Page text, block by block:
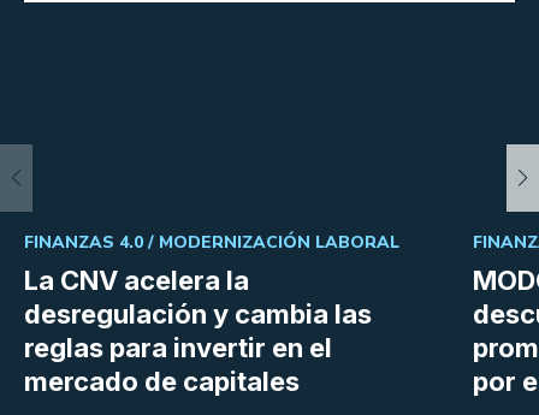
La CNV acelera la
desregulación y cambia las
reglas para invertir en el
mercado de capitales
FINANZAS 4.0 / MODERNIZACIÓN LABORAL
por